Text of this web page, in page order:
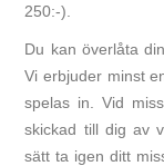
250:-).
Du kan överlåta
Vi erbjuder minst
spelas in. Vid
skickad till dig av
sätt ta igen ditt